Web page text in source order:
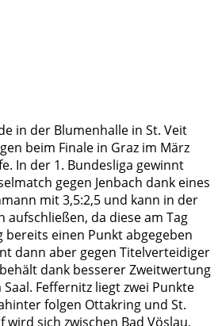
in der Blumenhalle in St. Veit
beim Finale in Graz im März
In der 1. Bundesliga gewinnt
gegen Jenbach dank eines
mit 3,5:2,5 und kann in der
aufschließen, da diese am Tag
bereits einen Punkt abgegeben
dann aber gegen Titelverteidiger
dank besserer Zweitwertung
Feffernitz liegt zwei Punkte
folgen Ottakring und St.
wird sich zwischen Bad Vöslau,